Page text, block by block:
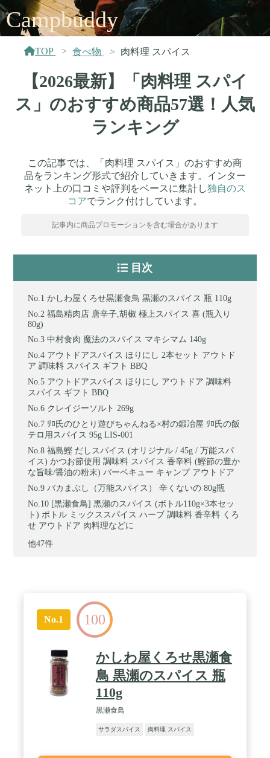
Campbuddy
TOP 食べ物 肉料理 スパイス
【2026最新】「肉料理 スパイ
ス」のおすすめ商品57選！人気
ランキング
この記事では、「肉料理 スパイス」のおすすめ商
品をランキング形式で紹介していきます。インター
ネット上の口コミや評判をベースに集計し独自のス
コアでランク付けしています。
記事内に商品プロモーションを含む場合があります
目次
かしわ屋くろせ黒瀬食鳥 黒瀬のスパイス 瓶 110g
福島精肉店 唐辛子,胡椒 極上スパイス 喜 (瓶入り
80g)
中村食肉 魔法のスパイス マキシマム 140g
アウトドアスパイス ほりにし 2本セット アウトド
ア 調味料 スパイス ギフト BBQ
アウトドアスパイス ほりにし アウトドア 調味料
スパイス ギフト BBQ
クレイジーソルト 269g
ﾘﾛ氏のひとり遊びちゃんねる×村の鍛冶屋 ﾘﾛ氏の飯
テロ用スパイス 95g LIS-001
福島鰹 だしスパイス (オリジナル / 45g / 万能スパ
イス) かつお節使用 調味料 スパイス 香辛料 (鰹節の豊か
な旨味/醤油の粉末) バーベキュー キャンプ アウトドア
バカまぶし（万能スパイス） 辛くないの 80g瓶
[黒瀬食鳥] 黒瀬のスパイス (ボトル110g×3本セッ
ト) ボトル ミックススパイス ハーブ 調味料 香辛料 くろ
せ アウトドア 肉料理などに
他47件
No.1 100
かしわ屋くろせ黒瀬食
鳥 黒瀬のスパイス 瓶
110g
黒瀬食鳥
サラダスパイス 肉料理 スパイス